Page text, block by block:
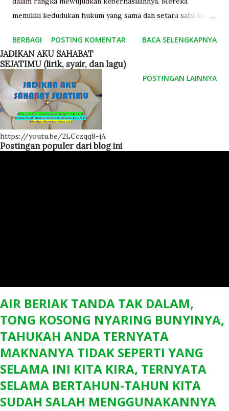
memiliki kedudukan hukum yang sama dan setara satu sama
ini sebagian perjanjian merupakan perjanjian kerja sama.
Oleh karena itu para pihak dalam perjanjian pada dasarnya
memiliki kedudukan hukum yang sama dan seimbang kecuali
dalam hal yang satu ini tidak setara. Perjanjian yang
dimaksud terakhir ini salah satunya adalah perjanjian
hutang piutang, perjanjian peminjaman modal, dan lain-lain
yang sejenis itu. Suatu perjanjian berisi hak dan
kewajiban para pihak ataupun tugas dan tanggung jawabnya
BERBAGI POSTING KOMENTAR BACA SELENGKAPNYA
POSTINGAN LAINNYA
JADIKAN AKU SAHABAT
SEJATIMU (lirik, syair, dan lagu)
https://youtu.be/2LCczqq8-jA
Postingan populer dari blog ini
AIR BERIAK TANDA TAK DALAM,
TONG KOSONG NYARING BUNYINYA,
TAHUKAH ANDA TERNYATA
MAKNANYA TIDAK SEPERTI YANG
SELAMA INI KITA KIRA, TERNYATA
SELAMA BERTAHUN-TAHUN KITA
SUDAH SALAH MENGGUNAKANNYA